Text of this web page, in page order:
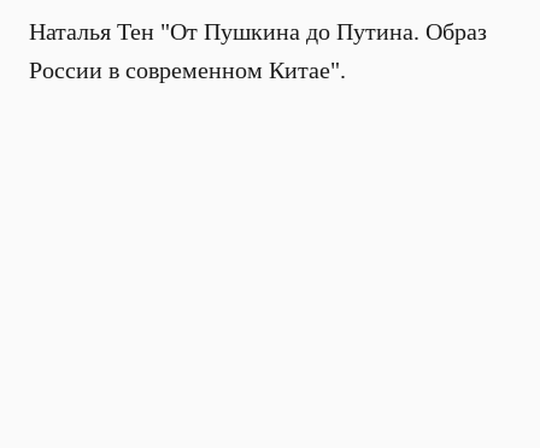
Наталья Тен "От Пушкина до Путина. Образ
России в современном Китае".